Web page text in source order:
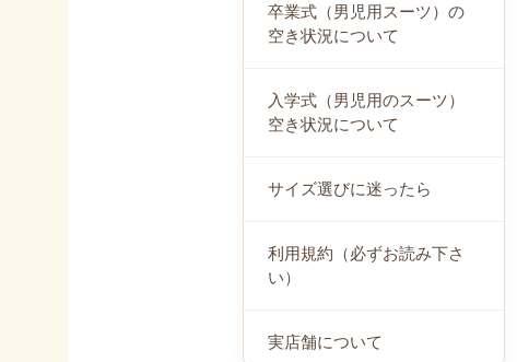
卒業式（男児用スーツ）の
空き状況について
入学式（男児用のスーツ）
空き状況について
サイズ選びに迷ったら
利用規約（必ずお読み下さ
い）
実店舗について